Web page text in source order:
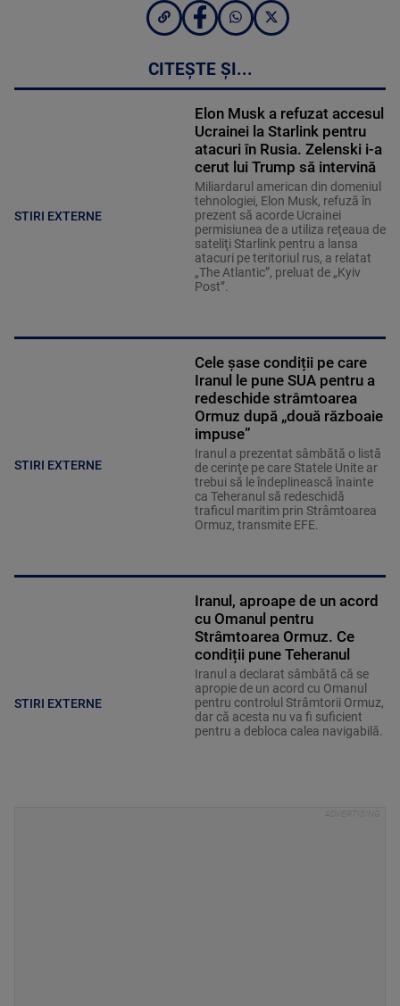
CITEȘTE ȘI...
STIRI EXTERNE
Elon Musk a refuzat accesul
Ucrainei la Starlink pentru
atacuri în Rusia. Zelenski i-a
cerut lui Trump să intervină
Miliardarul american din domeniul
tehnologiei, Elon Musk, refuză în
prezent să acorde Ucrainei
permisiunea de a utiliza reţeaua de
sateliţi Starlink pentru a lansa
atacuri pe teritoriul rus, a relatat
„The Atlantic”, preluat de „Kyiv
Post”.
STIRI EXTERNE
Cele șase condiții pe care
Iranul le pune SUA pentru a
redeschide strâmtoarea
Ormuz după „două războaie
impuse”
Iranul a prezentat sâmbătă o listă
de cerinţe pe care Statele Unite ar
trebui să le îndeplinească înainte
ca Teheranul să redeschidă
traficul maritim prin Strâmtoarea
Ormuz, transmite EFE.
STIRI EXTERNE
Iranul, aproape de un acord
cu Omanul pentru
Strâmtoarea Ormuz. Ce
condiții pune Teheranul
Iranul a declarat sâmbătă că se
apropie de un acord cu Omanul
pentru controlul Strâmtorii Ormuz,
dar că acesta nu va fi suficient
pentru a debloca calea navigabilă.